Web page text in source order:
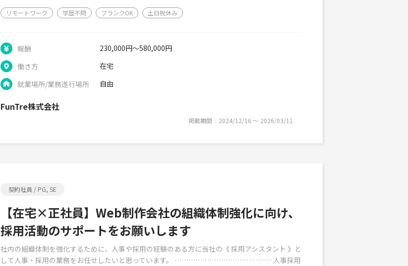
リモートワーク 学歴不問 ブランクOK 土日祝休み
報酬
230,000円～580,000円
働き方
在宅
就業場所/業務遂行場所
自由
FunTre株式会社
掲載期間 2024/12/16 〜 2026/03/11
契約社員 / PG, SE
【在宅×正社員】Web制作会社の組織体制強化に向け、
採用活動のサポートをお願いします
社内の組織体制を強化するために、人事や採用の経験のある方に当社の《 採用アシスタント 》と
して人事・採用の業務をお任せしたいと思っています。 …………………………………… 人事採用